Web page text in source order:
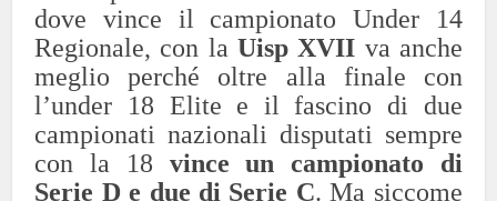
dove vince il campionato Under 14
Regionale, con la Uisp XVII va anche
meglio perché oltre alla finale con
l’under 18 Elite e il fascino di due
campionati nazionali disputati sempre
con la 18 vince un campionato di
Serie D e due di Serie C. Ma siccome